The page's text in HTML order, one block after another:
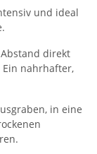
und ideal
direkt
nahrhafter,
in eine